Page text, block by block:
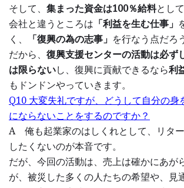
そして、 集まった資金は100％給料とし
会社と違うところは 「利益を生む仕事」
く、
「復興の為の志事」 を行なう点だろ
だから、 復興支援センターの活動は必ず
は限らないし、復興に貢献できるなら利
もドンドンやっていきます。
Q10 大変失礼ですが、どうして自分の身
にならないことをするのですか？
A 俺も起業家のはしくれとして、リタ
したくないのが本音です。
だが、今回の活動は、売上は確かにあが
が、被災した多くの人たちの希望や、見